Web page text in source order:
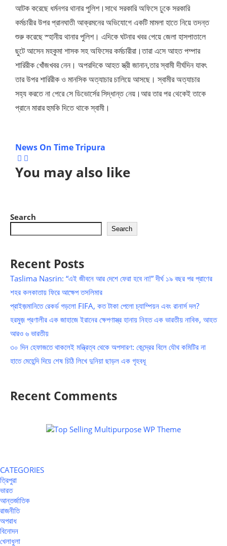
আটক করেছে ধর্মনগর থানার পুলিশ।সাথে সরকারি অফিসে ঢুকে সরকারি
কর্মচারীর উপর প্রানঘাতী আক্রমনের অভিযোগে একটি মামলা হাতে নিয়ে তদন্ত
শুরু করেছে স্হানীয় থানার পুলিশ। এদিকে ঘটনার খবর পেয়ে জেলা হাসপাতালে
ছুটে আসেন মহকুমা শাসক সহ অফিসের কর্মচারীরা।তারা এসে আহত পম্পার
শারিরীক খোঁজখবর নেন। অপরদিকে আহত স্ত্রী জানান,তার স্বামী দীর্ঘদিন যাবৎ
তার উপর শারিরীক ও মানসিক অত্যাচার চালিয়ে আসছে। স্বামীর অত্যাচার
সহ্য করতে না পেরে সে ডিভোর্সের সিদ্ধান্ত নেয়।আর তার পর থেকেই তাকে
প্রানে মারার হুমকি দিতে থাকে স্বামী।
News On Time Tripura
You may also like
Search
Search
Recent Posts
Taslima Nasrin: “এই জীবনে আর দেশে ফেরা হবে না!” দীর্ঘ ১৯ বছর পর প্রাণের
শহর কলকাতায় ফিরে আক্ষেপ তসলিমার
প্রাইজ়মানিতে রেকর্ড গড়লো FIFA, কত টাকা পেলো চ্যাম্পিয়ন এবং রানার্স দল?
হরমুজ় প্রণালীর এক জাহাজে ইরানের ক্ষেপণাস্ত্র হানায় নিহত এক ভারতীয় নাবিক, আহত
আরও ৬ ভারতীয়
৩০ দিন হেফাজতে থাকলেই মন্ত্রিত্ব থেকে অপসারণ: কেন্দ্রের বিলে যৌথ কমিটির না
হাতে মেহেন্দি দিয়ে শেষ চিঠি লিখে দুনিয়া ছাড়ল এক গৃহবধূ
Recent Comments
CATEGORIES
ত্রিপুরা
ভারত
আন্তর্জাতিক
রাজনীতি
অপরাধ
বিনোদন
খেলাধুলা